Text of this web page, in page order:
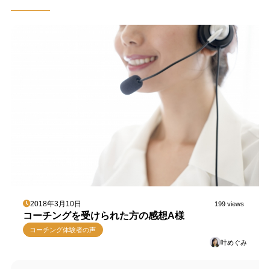
2018年3月10日 199 views
コーチングを受けられた方の感想A様
コーチング体験者の声
叶めぐみ